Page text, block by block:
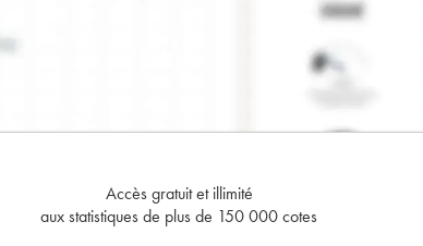
Accès gratuit et illimité
aux statistiques de plus de 150 000 cotes